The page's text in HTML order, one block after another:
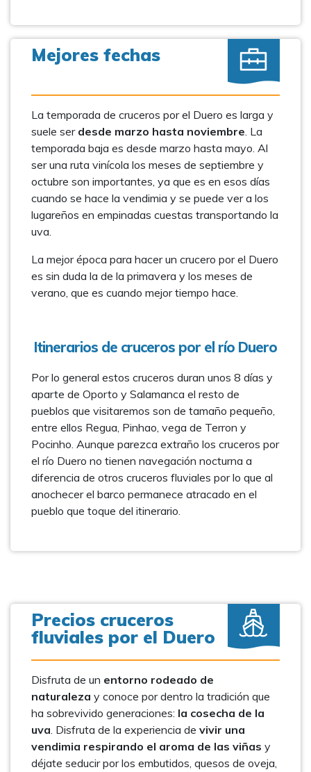
Mejores fechas
La temporada de cruceros por el Duero es larga y
suele ser desde marzo hasta noviembre. La
temporada baja es desde marzo hasta mayo. Al
ser una ruta vinícola los meses de septiembre y
octubre son importantes, ya que es en esos días
cuando se hace la vendimia y se puede ver a los
lugareños en empinadas cuestas transportando la
uva.
La mejor época para hacer un crucero por el Duero
es sin duda la de la primavera y los meses de
verano, que es cuando mejor tiempo hace.
Itinerarios de cruceros por el río Duero
Por lo general estos cruceros duran unos 8 días y
aparte de Oporto y Salamanca el resto de
pueblos que visitaremos son de tamaño pequeño,
entre ellos Regua, Pinhao, vega de Terron y
Pocinho. Aunque parezca extraño los cruceros por
el río Duero no tienen navegación nocturna a
diferencia de otros cruceros fluviales por lo que al
anochecer el barco permanece atracado en el
pueblo que toque del itinerario.
Precios cruceros
fluviales por el Duero
Disfruta de un entorno rodeado de
naturaleza y conoce por dentro la tradición que
ha sobrevivido generaciones: la cosecha de la
uva. Disfruta de la experiencia de vivir una
vendimia respirando el aroma de las viñas y
déjate seducir por los embutidos, quesos de oveja,